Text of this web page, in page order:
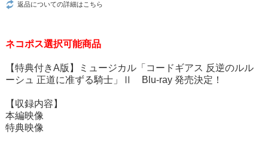
返品についての詳細はこちら
ネコポス選択可能商品
【特典付きA版】ミュージカル「コードギアス 反逆のルル
ーシュ 正道に准ずる騎士」Ⅱ Blu-ray 発売決定！
【収録内容】
本編映像
特典映像